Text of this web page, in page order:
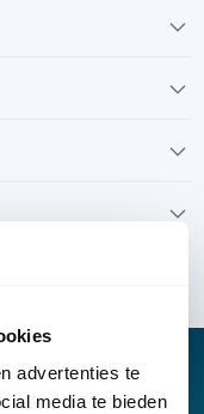
advertenties te
media te bieden